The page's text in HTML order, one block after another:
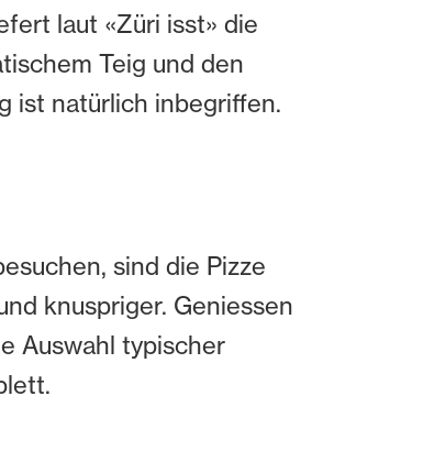
laut «Züri isst» die
Teig und den
ist natürlich inbegriffen.
sind die Pizze
knuspriger. Geniessen
Auswahl typischer